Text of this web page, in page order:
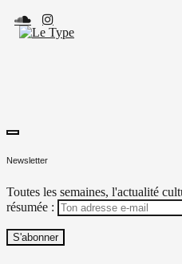
Skip
to
content
toggle
sidebar
Newsletter
Toutes les semaines, l'actualité
résumée :